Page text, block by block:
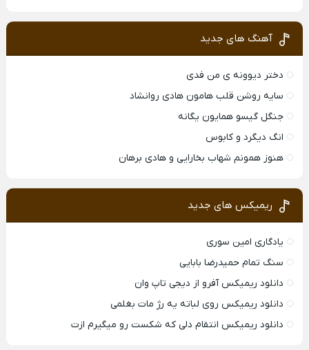
آهنگ های جدید
دختر دیوونه ی من فدی
سایه روشن قلب هامون هادی روانشاد
جنگل گیسو همایون یگانه
انگ دیگرد و کابوس
هنوز همونم شهاب بخارایی و هادی برهان
ریمیکس های جدید
یادگاری امین سوری
سنگ تمام حمیدرضا بابایی
دانلود ریمیکس آفرو از ديجی تاپ وان
دانلود ریمیکس روی لباته یه رژ مات بغلمی
دانلود ریمیکس انتقام دلی که شکست رو میگیرم ازت